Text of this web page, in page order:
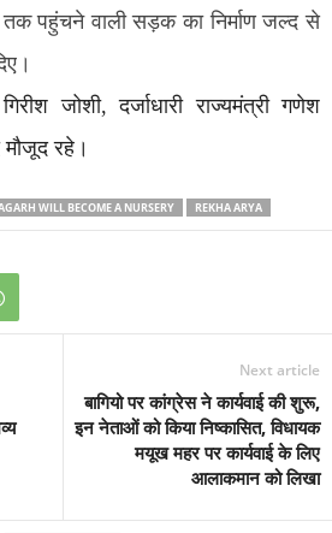
तक पहुंचने वाली सड़क का निर्माण जल्द से
जोशी, दर्जाधारी राज्यमंत्री गणेश
मौजूद रहे।
WILL BECOME A NURSERY REKHA ARYA
Next article
बागियो पर कांग्रेस ने कार्यवाई की शुरू,
इन नेताओं को किया निष्कासित, विधायक
मयूख महर पर कार्यवाई के लिए
आलाकमान को लिखा